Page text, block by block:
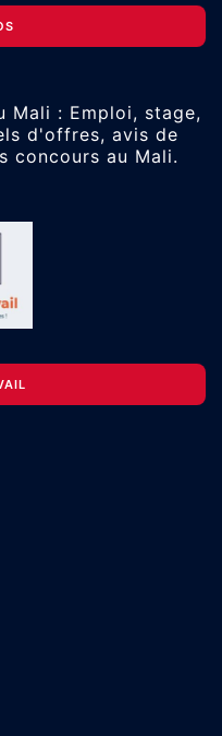
Mali : Emploi, stage,
d'offres, avis de
concours au Mali.